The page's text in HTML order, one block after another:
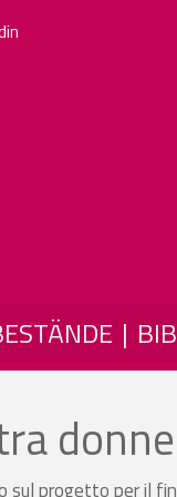
sul progetto per il